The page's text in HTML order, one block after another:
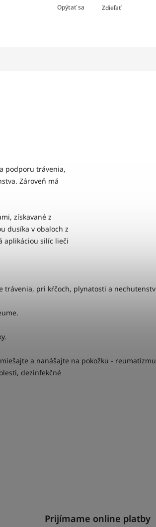
Opýtať sa Zdieľať
podporu trávenia,
Zároveň má
získavané z
dusíka v obaloch z
aplikáciou silíc lieči
trávenia, pri kŕčoch, plynatosti a
a nanášajte na pokožku -
dezinfekčné
Prijímame online platby